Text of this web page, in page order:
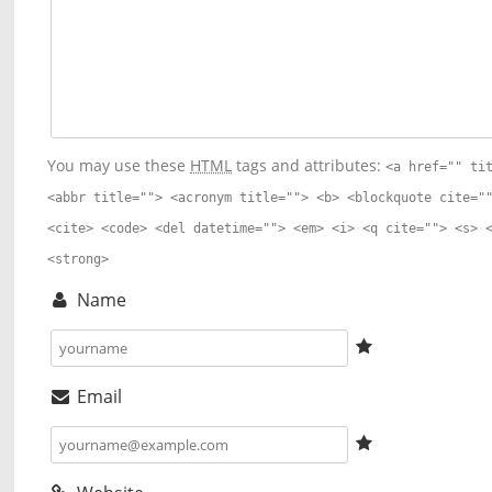
You may use these HTML tags and attributes:<a href=""
<abbr title=""> <acronym title=""> <b> <blockquote
<cite> <code> <del datetime=""> <em> <i> <q cite=""> <s>
<strong>
Name
Email